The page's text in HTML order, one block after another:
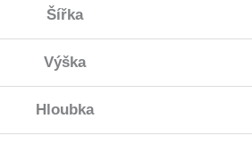
Šířka
Výška
Hloubka